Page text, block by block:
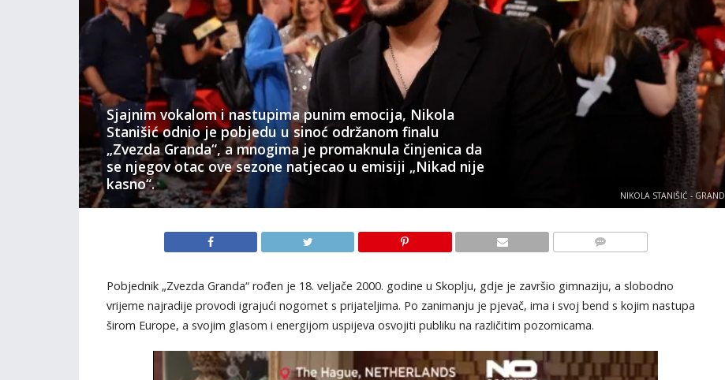
Sjajnim vokalom i nastupima punim emocija, Nikola
Stanišić odnio je pobjedu u sinoć održanom finalu
„Zvezda Granda“, a mnogima je promaknula činjenica da
se njegov otac ove sezone natjecao u emisiji „Nikad nije
kasno“.
NIKOLA STANIŠIĆ - GRAND
Pobjednik „Zvezda Granda“ rođen je 18. veljače 2000. godine u Skoplju, gdje je završio gimnaziju, a slobodno
vrijeme najradije provodi igrajući nogomet s prijateljima. Po zanimanju je pjevač, ima i svoj bend s kojim nastupa
širom Europe, a svojim glasom i energijom uspijeva osvojiti publiku na različitim pozornicama.